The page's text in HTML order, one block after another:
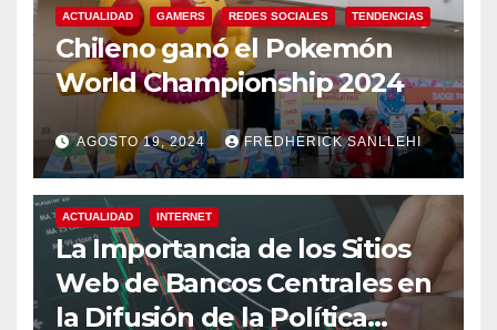
ACTUALIDAD GAMERS REDES SOCIALES TENDENCIAS
Chileno ganó el Pokemón
World Championship 2024
AGOSTO 19, 2024 FREDHERICK SANLLEHI
ACTUALIDAD INTERNET
La Importancia de los Sitios
Web de Bancos Centrales en
la Difusión de la Política